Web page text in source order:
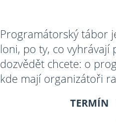
Programátorský tábor
loni, po ty, co
dozvědět chcete: o
kde mají organizátoři
TERMÍN